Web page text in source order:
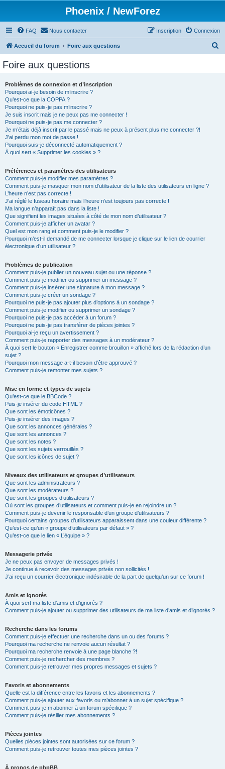
Phoenix / NewForez
FAQ Nous contacter Connexion
Inscription
Accueil du forum Foire aux questions
Foire aux questions
Problèmes de connexion et d’inscription
Pourquoi ai-je besoin de m’inscrire ?
Qu’est-ce que la COPPA ?
Pourquoi ne puis-je pas m’inscrire ?
Je suis inscrit mais je ne peux pas me connecter !
Pourquoi ne puis-je pas me connecter ?
Je m’étais déjà inscrit par le passé mais ne peux à présent plus me connecter ?!
J’ai perdu mon mot de passe !
Pourquoi suis-je déconnecté automatiquement ?
À quoi sert « Supprimer les cookies » ?
Préférences et paramètres des utilisateurs
Comment puis-je modifier mes paramètres ?
Comment puis-je masquer mon nom d’utilisateur de la liste des utilisateurs en ligne ?
L’heure n’est pas correcte !
J’ai réglé le fuseau horaire mais l’heure n’est toujours pas correcte !
Ma langue n’apparaît pas dans la liste !
Que signifient les images situées à côté de mon nom d’utilisateur ?
Comment puis-je afficher un avatar ?
Quel est mon rang et comment puis-je le modifier ?
Pourquoi m’est-il demandé de me connecter lorsque je clique sur le lien de courrier
électronique d’un utilisateur ?
Problèmes de publication
Comment puis-je publier un nouveau sujet ou une réponse ?
Comment puis-je modifier ou supprimer un message ?
Comment puis-je insérer une signature à mon message ?
Comment puis-je créer un sondage ?
Pourquoi ne puis-je pas ajouter plus d’options à un sondage ?
Comment puis-je modifier ou supprimer un sondage ?
Pourquoi ne puis-je pas accéder à un forum ?
Pourquoi ne puis-je pas transférer de pièces jointes ?
Pourquoi ai-je reçu un avertissement ?
Comment puis-je rapporter des messages à un modérateur ?
À quoi sert le bouton « Enregistrer comme brouillon » affiché lors de la rédaction d’un
sujet ?
Pourquoi mon message a-t-il besoin d’être approuvé ?
Comment puis-je remonter mes sujets ?
Mise en forme et types de sujets
Qu’est-ce que le BBCode ?
Puis-je insérer du code HTML ?
Que sont les émoticônes ?
Puis-je insérer des images ?
Que sont les annonces générales ?
Que sont les annonces ?
Que sont les notes ?
Que sont les sujets verrouillés ?
Que sont les icônes de sujet ?
Niveaux des utilisateurs et groupes d’utilisateurs
Que sont les administrateurs ?
Que sont les modérateurs ?
Que sont les groupes d’utilisateurs ?
Où sont les groupes d’utilisateurs et comment puis-je en rejoindre un ?
Comment puis-je devenir le responsable d’un groupe d’utilisateurs ?
Pourquoi certains groupes d’utilisateurs apparaissent dans une couleur différente ?
Qu’est-ce qu’un « groupe d’utilisateurs par défaut » ?
Qu’est-ce que le lien « L’équipe » ?
Messagerie privée
Je ne peux pas envoyer de messages privés !
Je continue à recevoir des messages privés non sollicités !
J’ai reçu un courrier électronique indésirable de la part de quelqu’un sur ce forum !
Amis et ignorés
À quoi sert ma liste d’amis et d’ignorés ?
Comment puis-je ajouter ou supprimer des utilisateurs de ma liste d’amis et d’ignorés ?
Recherche dans les forums
Comment puis-je effectuer une recherche dans un ou des forums ?
Pourquoi ma recherche ne renvoie aucun résultat ?
Pourquoi ma recherche renvoie à une page blanche ?!
Comment puis-je rechercher des membres ?
Comment puis-je retrouver mes propres messages et sujets ?
Favoris et abonnements
Quelle est la différence entre les favoris et les abonnements ?
Comment puis-je ajouter aux favoris ou m’abonner à un sujet spécifique ?
Comment puis-je m’abonner à un forum spécifique ?
Comment puis-je résilier mes abonnements ?
Pièces jointes
Quelles pièces jointes sont autorisées sur ce forum ?
Comment puis-je retrouver toutes mes pièces jointes ?
À propos de phpBB